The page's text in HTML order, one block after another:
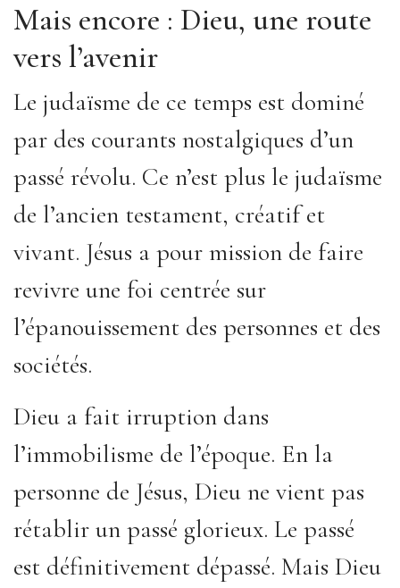
Mais encore : Dieu, une route
vers l’avenir
Le judaïsme de ce temps est dominé
par des courants nostalgiques d’un
passé révolu. Ce n’est plus le judaïsme
de l’ancien testament, créatif et
vivant. Jésus a pour mission de faire
revivre une foi centrée sur
l’épanouissement des personnes et des
sociétés.
Dieu a fait irruption dans
l’immobilisme de l’époque. En la
personne de Jésus, Dieu ne vient pas
rétablir un passé glorieux. Le passé
est définitivement dépassé. Mais Dieu